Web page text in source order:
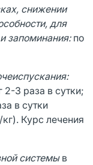
снижении
для
запоминания: по
2-3 раза в сутки;
в сутки
Курс лечения
системы в